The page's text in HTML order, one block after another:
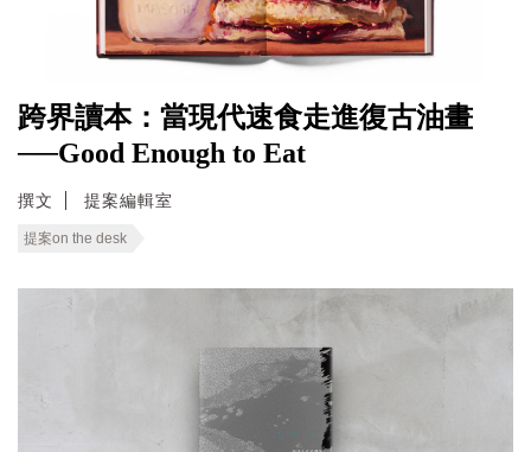
跨界讀本：當現代速食走進復古油畫
──Good Enough to Eat
撰文 提案編輯室
提案on the desk